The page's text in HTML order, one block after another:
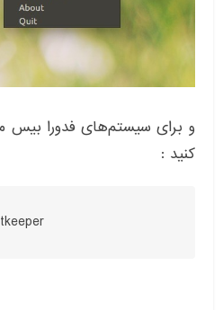
و برای سیستم‌های فدورا بیس
کنید :